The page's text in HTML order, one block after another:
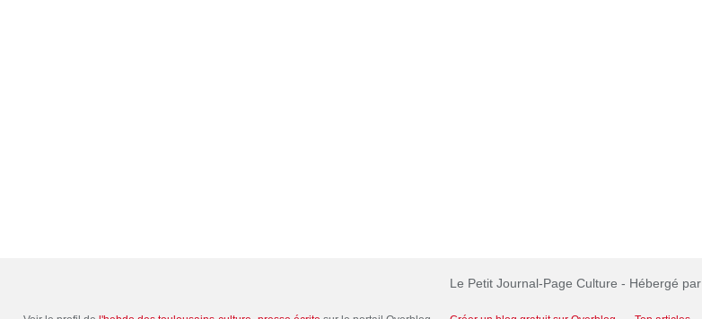
Le Petit Journal-Page Culture - Hébergé par